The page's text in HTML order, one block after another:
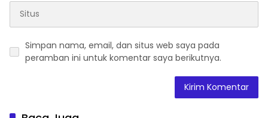
Simpan nama, email, dan situs web saya pada
peramban ini untuk komentar saya berikutnya.